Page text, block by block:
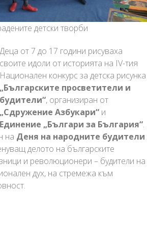
детски творби
Деца от 7 до 17 години рисуваха
своите идоли от историята на IV-тия
Национален конкурс за детска рисунка
„Българските просветители и
будители“, организиран от
„Сдружение Азбукари“ и
Единение „Българи за България“.
на Деня на народните будители
делото на българските
и революционери – будители на
дух, на стремежа към